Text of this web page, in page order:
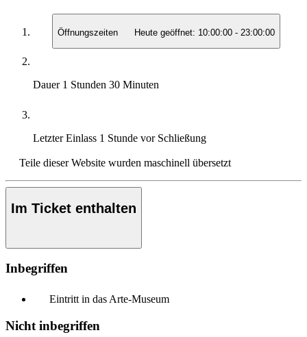
Öffnungszeiten Heute geöffnet: 10:00:00 - 23:00:00
Dauer 1 Stunden 30 Minuten
Letzter Einlass 1 Stunde vor Schließung
Teile dieser Website wurden maschinell übersetzt
Im Ticket enthalten
Inbegriffen
Eintritt in das Arte-Museum
Nicht inbegriffen